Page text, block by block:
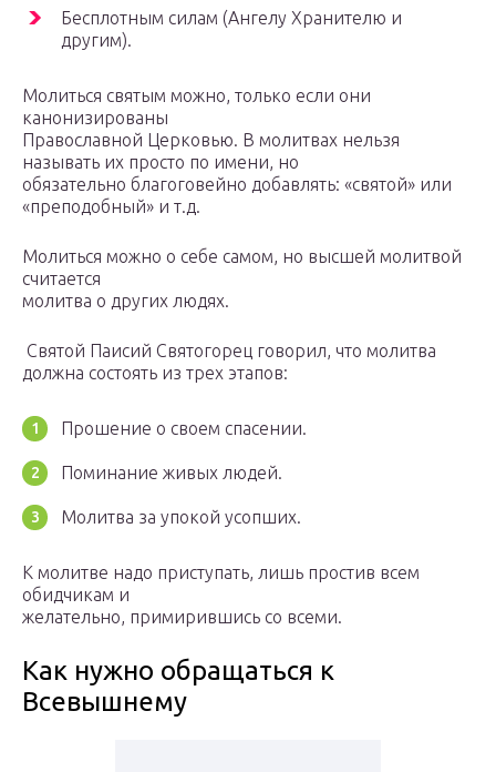
Бесплотным силам (Ангелу Хранителю и
другим).
Молиться святым можно, только если они
канонизированы
Православной Церковью. В молитвах нельзя
называть их просто по имени, но
обязательно благоговейно добавлять: «святой» или
«преподобный» и т.д.
Молиться можно о себе самом, но высшей молитвой
считается
молитва о других людях.
Святой Паисий Святогорец говорил, что молитва
должна состоять из трех этапов:
Прошение о своем спасении.
Поминание живых людей.
Молитва за упокой усопших.
К молитве надо приступать, лишь простив всем
обидчикам и
желательно, примирившись со всеми.
Как нужно обращаться к
Всевышнему